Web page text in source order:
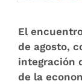
El
de agosto,
integración
de la